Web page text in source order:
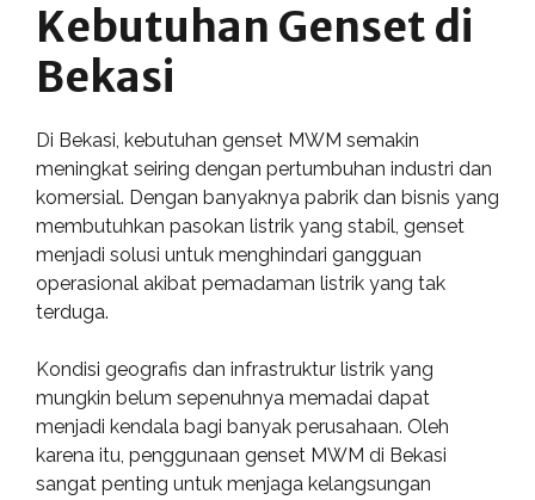
Kebutuhan Genset di
Bekasi
Di Bekasi, kebutuhan genset MWM semakin
meningkat seiring dengan pertumbuhan industri dan
komersial. Dengan banyaknya pabrik dan bisnis yang
membutuhkan pasokan listrik yang stabil, genset
menjadi solusi untuk menghindari gangguan
operasional akibat pemadaman listrik yang tak
terduga.
Kondisi geografis dan infrastruktur listrik yang
mungkin belum sepenuhnya memadai dapat
menjadi kendala bagi banyak perusahaan. Oleh
karena itu, penggunaan genset MWM di Bekasi
sangat penting untuk menjaga kelangsungan